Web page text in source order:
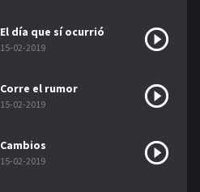
El día que sí ocurrió
15-02-2019
Corre el rumor
15-02-2019
Cambios
15-02-2019